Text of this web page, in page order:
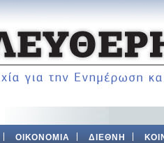
ΟΙΚΟΝΟΜΙΑ ΔΙΕΘΝΗ